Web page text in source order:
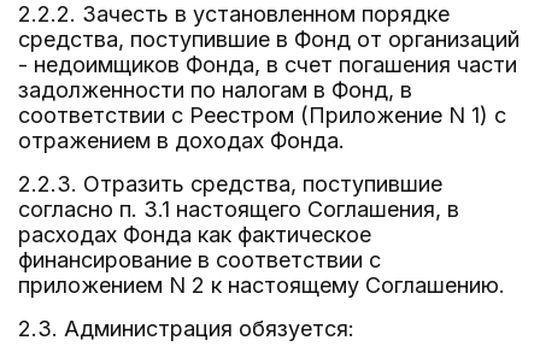
2.2.2. Зачесть в установленном порядке
средства, поступившие в Фонд от организаций
- недоимщиков Фонда, в счет погашения части
задолженности по налогам в Фонд, в
соответствии с Реестром (Приложение N 1) с
отражением в доходах Фонда.
2.2.3. Отразить средства, поступившие
согласно п. 3.1 настоящего Соглашения, в
расходах Фонда как фактическое
финансирование в соответствии с
приложением N 2 к настоящему Соглашению.
2.3. Администрация обязуется: